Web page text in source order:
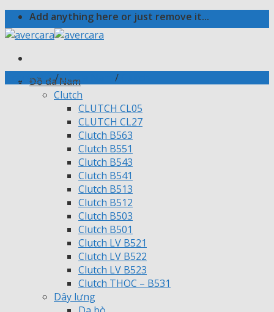
Skip
to
content
Add anything here or just remove it...
Đồ da Nam
Clutch
CLUTCH CL05
CLUTCH CL27
Clutch B563
Clutch B551
Clutch B543
Clutch B541
Clutch B513
Clutch B512
Clutch B503
Clutch B501
Clutch LV B521
Clutch LV B522
Clutch LV B523
Clutch THOC – B531
Dây lưng
Trang chủ /Đồ da Nam /